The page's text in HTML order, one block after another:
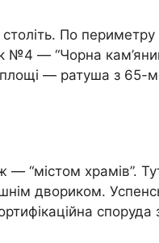
По
№4 — “Чорна
— ратуша з
— “містом храмів”.
двориком.